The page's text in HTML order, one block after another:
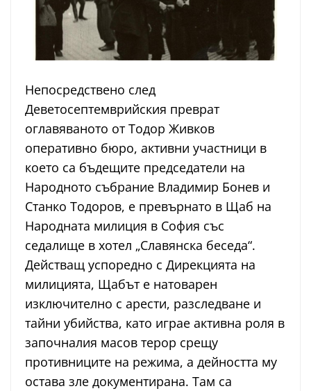
Непосредствено след
Деветосептемврийския преврат
оглавяваното от Тодор Живков
оперативно бюро, активни участници в
което са бъдещите председатели на
Народното събрание Владимир Бонев и
Станко Тодоров, е превърнато в Щаб на
Народната милиция в София със
седалище в хотел „Славянска беседа“.
Действащ успоредно с Дирекцията на
милицията, Щабът е натоварен
изключително с арести, разследване и
тайни убийства, като играе активна роля в
започналия масов терор срещу
противниците на режима, а дейността му
остава зле документирана. Там са